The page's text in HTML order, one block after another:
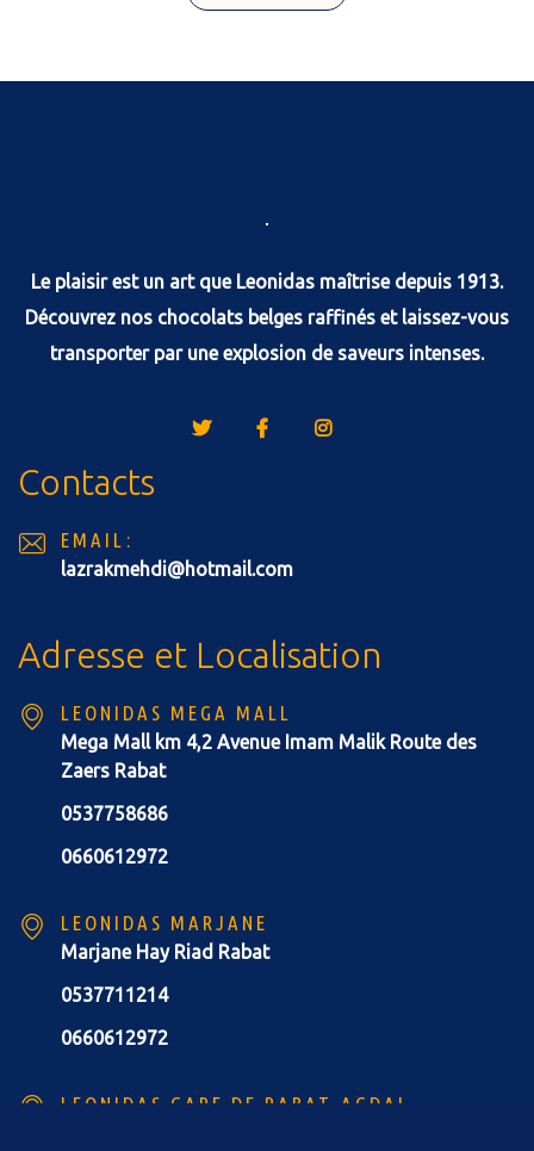
Le plaisir est un art que Leonidas maîtrise depuis 1913.
Découvrez nos chocolats belges raffinés et laissez-vous
transporter par une explosion de saveurs intenses.
Contacts
EMAIL:
lazrakmehdi@hotmail.com
Adresse et Localisation
LEONIDAS MEGA MALL
Mega Mall km 4,2 Avenue Imam Malik Route des
Zaers Rabat
0537758686
0660612972
LEONIDAS MARJANE
Marjane Hay Riad Rabat
0537711214
0660612972
LEONIDAS GARE DE RABAT-AGDAL